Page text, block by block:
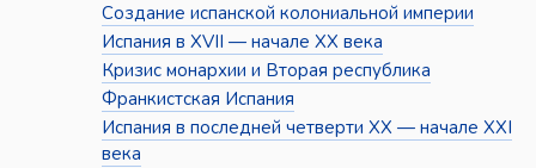
Создание испанской колониальной империи
Испания в XVII — начале XX века
Кризис монархии и Вторая республика
Франкистская Испания
Испания в последней четверти XX — начале XXI
века